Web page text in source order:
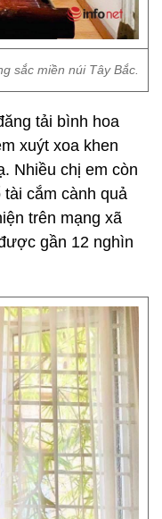
sắc miền núi Tây Bắc.
tải bình hoa
xuýt xoa khen
Nhiều chị em còn
cắm cành quả
trên mạng xã
gần 12 nghìn